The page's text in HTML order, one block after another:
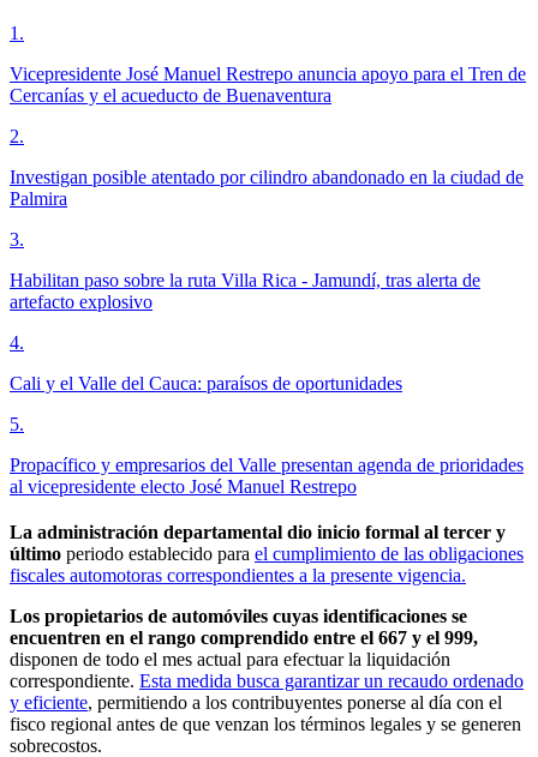
1 .
Vicepresidente José Manuel Restrepo anuncia apoyo para el Tren de
Cercanías y el acueducto de Buenaventura
2.
Investigan posible atentado por cilindro abandonado en la ciudad de
Palmira
3.
Habilitan paso sobre la ruta Villa Rica - Jamundí, tras alerta de
artefacto explosivo
4.
Cali y el Valle del Cauca: paraísos de oportunidades
5.
Propacífico y empresarios del Valle presentan agenda de prioridades
al vicepresidente electo José Manuel Restrepo
La administración departamental dio inicio formal al tercer y
último periodo establecido para el cumplimiento de las obligaciones
fiscales automotoras correspondientes a la presente vigencia.
Los propietarios de automóviles cuyas identificaciones se
encuentren en el rango comprendido entre el 667 y el 999,
disponen de todo el mes actual para efectuar la liquidación
correspondiente. Esta medida busca garantizar un recaudo ordenado
y eficiente, permitiendo a los contribuyentes ponerse al día con el
fisco regional antes de que venzan los términos legales y se generen
sobrecostos.